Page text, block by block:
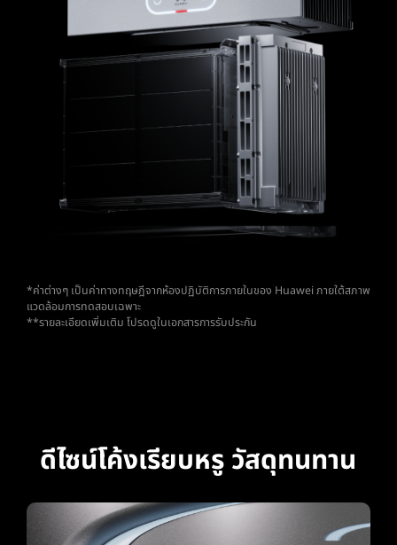
*ค่าต่างๆ เป็นค่าทางทฤษฎีจากห้องปฏิบัติการภายในของ Huawei ภายใต้สภาพ
แวดล้อมการทดสอบเฉพาะ
**รายละเอียดเพิ่มเติม โปรดดูในเอกสารการรับประกัน
ดีไซน์โค้งเรียบหรู วัสดุทนทาน